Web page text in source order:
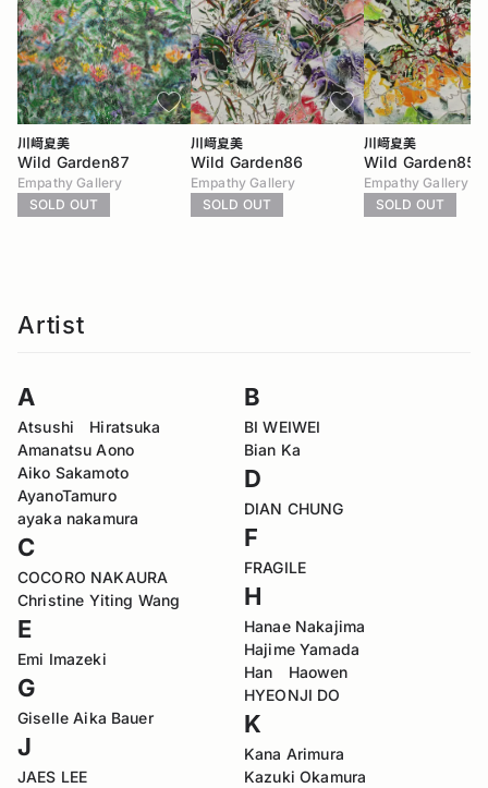
川﨑夏美
Wild Garden87
Empathy Gallery
SOLD OUT
川﨑夏美
Wild Garden86
Empathy Gallery
SOLD OUT
川﨑夏美
Wild Garden85
Empathy Gallery
SOLD OUT
Artist
A
Atsushi Hiratsuka
Amanatsu Aono
Aiko Sakamoto
AyanoTamuro
ayaka nakamura
C
COCORO NAKAURA
Christine Yiting Wang
E
Emi Imazeki
G
Giselle Aika Bauer
J
JAES LEE
B
BI WEIWEI
Bian Ka
D
DIAN CHUNG
F
FRAGILE
H
Hanae Nakajima
Hajime Yamada
Han Haowen
HYEONJI DO
K
Kana Arimura
Kazuki Okamura